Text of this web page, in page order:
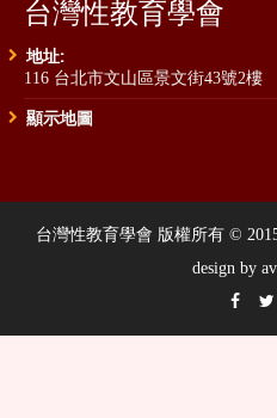
台灣性教育學會
地址:
116 台北市文山區景文街43號2樓
顯示地圖
台灣性教育學會 版權所有 ©
design by
 